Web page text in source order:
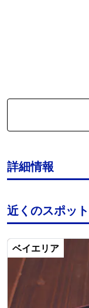
詳細情報
近くのスポット
ベイエリア